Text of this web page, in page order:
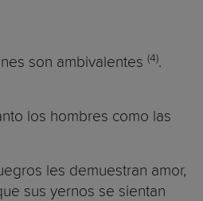
son ambivalentes (4).
los hombres como las
les demuestran amor,
sus yernos se sientan